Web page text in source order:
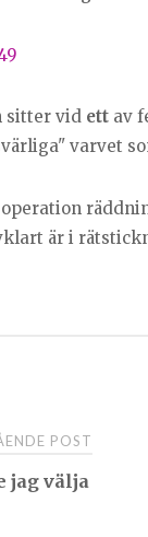
sitter vid ett av
varvet
är i
POST
jag välja